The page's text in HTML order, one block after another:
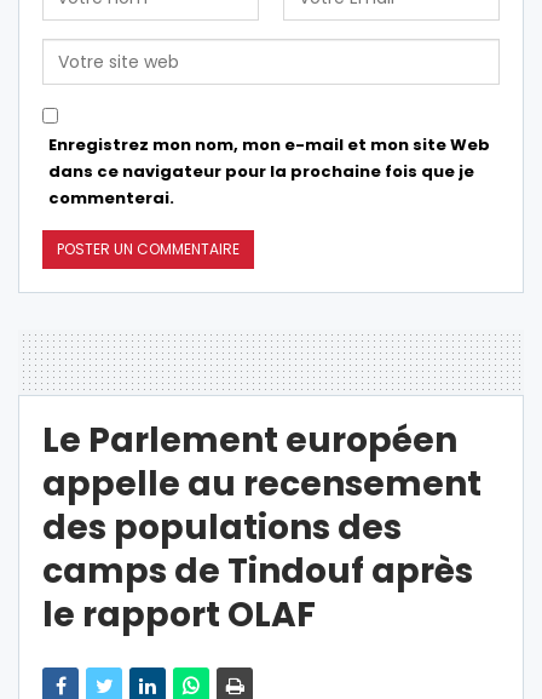
Enregistrez mon nom, mon e-mail et mon site Web
dans ce navigateur pour la prochaine fois que je
commenterai.
Le Parlement européen
appelle au recensement
des populations des
camps de Tindouf après
le rapport OLAF